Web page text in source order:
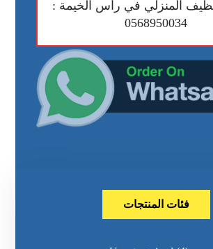
المنزلي في رأس الخيمة :
0568950034
فئات المنتجات